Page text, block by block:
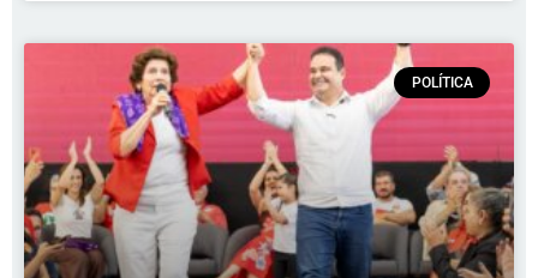
POLÍTICA